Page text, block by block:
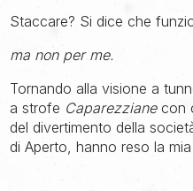
Staccare? Si dice che
ma non per me.
Tornando alla visione a
a strofe Caparezzianecon
del divertimento della
di Aperto, hanno reso la